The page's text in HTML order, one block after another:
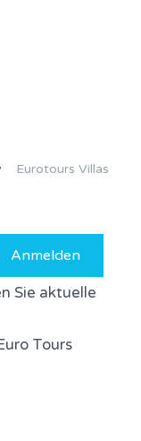
Eurotours Villas
Anmelden
Sie aktuelle
Tours